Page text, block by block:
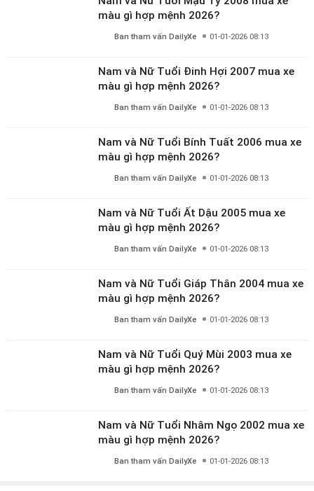
màu gì hợp mệnh 2026?
Ban tham vấn DailyXe 01-01-2026 08:13
Nam và Nữ Tuổi Đinh Hợi 2007 mua xe
màu gì hợp mệnh 2026?
Ban tham vấn DailyXe 01-01-2026 08:13
Nam và Nữ Tuổi Bính Tuất 2006 mua xe
màu gì hợp mệnh 2026?
Ban tham vấn DailyXe 01-01-2026 08:13
Nam và Nữ Tuổi Ất Dậu 2005 mua xe
màu gì hợp mệnh 2026?
Ban tham vấn DailyXe 01-01-2026 08:13
Nam và Nữ Tuổi Giáp Thân 2004 mua xe
màu gì hợp mệnh 2026?
Ban tham vấn DailyXe 01-01-2026 08:13
Nam và Nữ Tuổi Quý Mùi 2003 mua xe
màu gì hợp mệnh 2026?
Ban tham vấn DailyXe 01-01-2026 08:13
Nam và Nữ Tuổi Nhâm Ngọ 2002 mua xe
màu gì hợp mệnh 2026?
Ban tham vấn DailyXe 01-01-2026 08:13